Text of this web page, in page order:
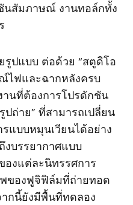
นสัมภาษณ์ งานทอล์กทั้ง
ปแบบ ต่อด้วย “สตูดิโอ
ไฟและฉากหลังครบ
นที่ต้องการโปรดักชัน
ปถ่าย” ที่สามารถเปลี่ยน
แบบหมุนเวียนได้อย่าง
งบรรยากาศแบบ
องแต่ละนิทรรศการ
ของฟูจิฟิล์มที่ถ่ายทอด
กนี้ยังมีพื้นที่ทดลอง